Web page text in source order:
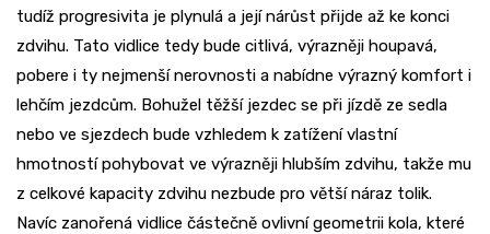
tudíž progresivita je plynulá a její nárůst přijde až ke konci
zdvihu. Tato vidlice tedy bude citlivá, výrazněji houpavá,
pobere i ty nejmenší nerovnosti a nabídne výrazný komfort i
lehčím jezdcům. Bohužel těžší jezdec se při jízdě ze sedla
nebo ve sjezdech bude vzhledem k zatížení vlastní
hmotností pohybovat ve výrazněji hlubším zdvihu, takže mu
z celkové kapacity zdvihu nezbude pro větší náraz tolik.
Navíc zanořená vidlice částečně ovlivní geometrii kola, které